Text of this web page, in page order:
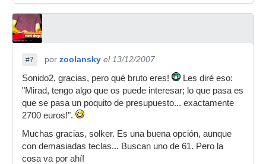
#7 por zoolansky el 13/12/2007
Sonido2, gracias, pero qué bruto eres!
Les diré eso:
"Mirad, tengo algo que os puede interesar; lo que pasa es
que se pasa un poquito de presupuesto... exactamente
2700 euros!".
Muchas gracias, solker. Es una buena opción, aunque
con demasiadas teclas... Buscan uno de 61. Pero la
cosa va por ahí!